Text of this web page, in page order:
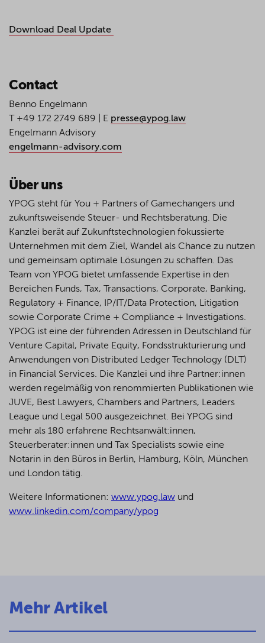
Download Deal Update
Contact
Benno Engelmann
T +49 172 2749 689 | E presse@ypog.law
Engelmann Advisory
engelmann-advisory.com
Über uns
YPOG steht für You + Partners of Gamechangers und
zukunftsweisende Steuer- und Rechtsberatung. Die
Kanzlei berät auf Zukunftstechnologien fokussierte
Unternehmen mit dem Ziel, Wandel als Chance zu nutzen
und gemeinsam optimale Lösungen zu schaffen. Das
Team von YPOG bietet umfassende Expertise in den
Bereichen Funds, Tax, Transactions, Corporate, Banking,
Regulatory + Finance, IP/IT/Data Protection, Litigation
sowie Corporate Crime + Compliance + Investigations.
YPOG ist eine der führenden Adressen in Deutschland für
Venture Capital, Private Equity, Fondsstrukturierung und
Anwendungen von Distributed Ledger Technology (DLT)
in Financial Services. Die Kanzlei und ihre Partner:innen
werden regelmäßig von renommierten Publikationen wie
JUVE, Best Lawyers, Chambers and Partners, Leaders
League und Legal 500 ausgezeichnet. Bei YPOG sind
mehr als 180 erfahrene Rechtsanwält:innen,
Steuerberater:innen und Tax Specialists sowie eine
Notarin in den Büros in Berlin, Hamburg, Köln, München
und London tätig.
Weitere Informationen: www.ypog.law und
www.linkedin.com/company/ypog
Mehr Artikel